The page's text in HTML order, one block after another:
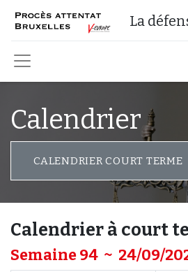
La
Calendrier
CALENDRIER COURT TERME
Calendrier à court
Semaine 94 ~ 24/09/